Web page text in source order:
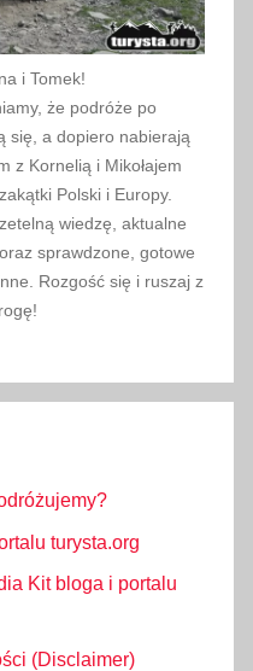
i Tomek!
że podróże po
się, a dopiero nabierają
z Kornelią i Mikołajem
Polski i Europy.
wiedzę, aktualne
sprawdzone, gotowe
Rozgość się i ruszaj z
turysta.org
Kit bloga i portalu
(Disclaimer)